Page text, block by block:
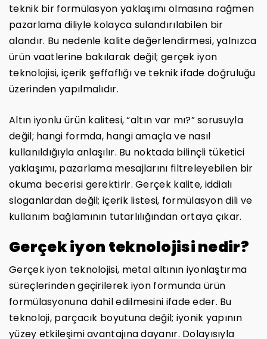
teknik bir formülasyon yaklaşımı olmasına rağmen
pazarlama diliyle kolayca sulandırılabilen bir
alandır. Bu nedenle kalite değerlendirmesi, yalnızca
ürün vaatlerine bakılarak değil; gerçek iyon
teknolojisi, içerik şeffaflığı ve teknik ifade doğruluğu
üzerinden yapılmalıdır.
Altın iyonlu ürün kalitesi, “altın var mı?” sorusuyla
değil; hangi formda, hangi amaçla ve nasıl
kullanıldığıyla anlaşılır. Bu noktada bilinçli tüketici
yaklaşımı, pazarlama mesajlarını filtreleyebilen bir
okuma becerisi gerektirir. Gerçek kalite, iddialı
sloganlardan değil; içerik listesi, formülasyon dili ve
kullanım bağlamının tutarlılığından ortaya çıkar.
Gerçek iyon teknolojisi nedir?
Gerçek iyon teknolojisi, metal altının iyonlaştırma
süreçlerinden geçirilerek iyon formunda ürün
formülasyonuna dahil edilmesini ifade eder. Bu
teknoloji, parçacık boyutuna değil; iyonik yapının
yüzey etkileşimi avantajına dayanır. Dolayısıyla